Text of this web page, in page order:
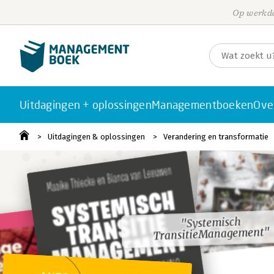
Op
Uitdagingen + oplossingenManagementboeken
Uitdagingen & oplossingen Verandering en transformatie
"Systemisch
TransitieManagement"
"Systemisch
TransitieManagement"